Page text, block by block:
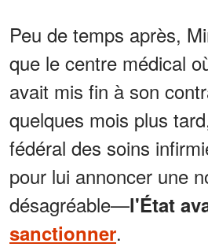
Peu de temps après,
que le centre médical
avait mis fin à son
quelques mois plus
fédéral des soins
pour lui annoncer une
désagréable—l'État
sanctionner.